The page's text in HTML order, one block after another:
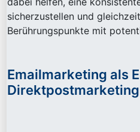
sicherzustellen und
Berührungspunkte mit
Emailmarketing als
Direktpostmarketing